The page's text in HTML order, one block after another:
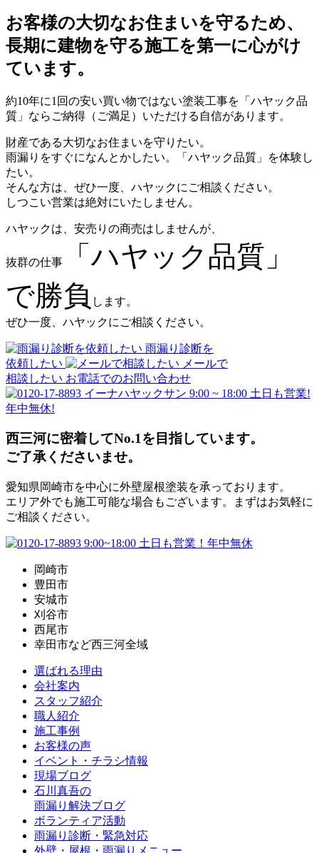
お客様の大切なお住まいを守るため、
長期に建物を守る施工を第一に心がけ
ています。
約10年に1回の安い買い物ではない塗装工事を「ハヤック品
質」ならご納得（ご満足）いただける自信があります。
財産である大切なお住まいを守りたい。
雨漏りをすぐになんとかしたい。「ハヤック品質」を体験し
たい。
そんな方は、ぜひ一度、ハヤックにご相談ください。
しつこい営業は絶対にいたしません。
ハヤックは、安売りの商売はしませんが、
抜群の仕事
「ハヤック品質」
で勝負 します。
ぜひ一度、ハヤックにご相談ください。
雨漏り診断を
依頼したい
メールで
相談したい お電話でのお問い合わせ
9:00 ~ 18:00 土日も営業!
年中無休!
西三河に密着してNo.1を目指しています。
ご了承くださいませ。
愛知県岡崎市を中心に外壁屋根塗装を承っております。
エリア外でも施工可能な場合もございます。まずはお気軽に
ご相談ください。
岡崎市
豊田市
安城市
刈谷市
西尾市
幸田市など西三河全域
選ばれる理由
会社案内
スタッフ紹介
職人紹介
施工事例
お客様の声
イベント・チラシ情報
現場ブログ
石川真吾の
雨漏り解決ブログ
ボランティア活動
雨漏り診断・緊急対応